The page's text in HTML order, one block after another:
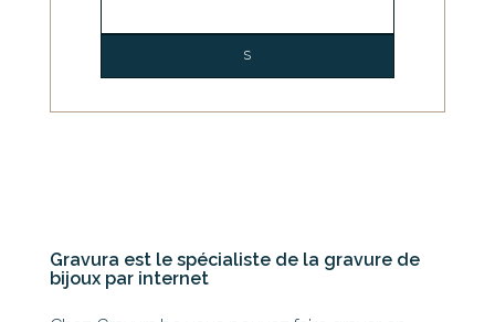
Gravura est le spécialiste de la gravure de
bijoux par internet